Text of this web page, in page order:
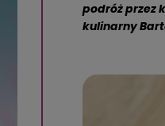
podróż przez
kulinarny